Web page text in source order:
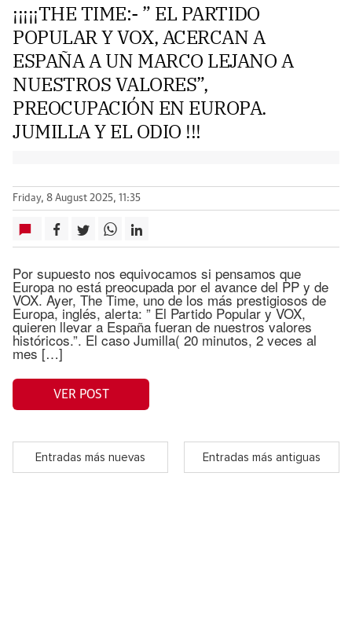
¡¡¡¡¡THE TIME:- ” EL PARTIDO
POPULAR Y VOX, ACERCAN A
ESPAÑA A UN MARCO LEJANO A
NUESTROS VALORES”,
PREOCUPACIÓN EN EUROPA.
JUMILLA Y EL ODIO !!!
Friday, 8 August 2025, 11:35
Por supuesto nos equivocamos si pensamos que
Europa no está preocupada por el avance del PP y de
VOX. Ayer, The Time, uno de los más prestigiosos de
Europa, inglés, alerta: ” El Partido Popular y VOX,
quieren llevar a España fueran de nuestros valores
históricos.”. El caso Jumilla( 20 minutos, 2 veces al
mes […]
VER POST
Entradas más nuevas Entradas más antiguas